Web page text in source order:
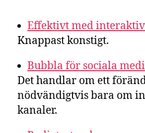
Effektivt med
Knappast konstigt.
Bubbla för sociala
Det handlar om ett
nödvändigtvis bara om
kanaler.